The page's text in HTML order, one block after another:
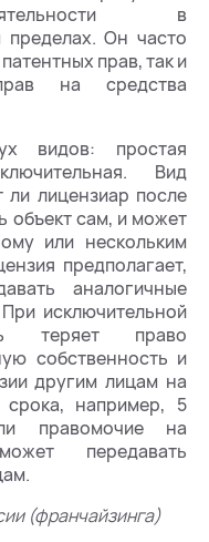
в
Он часто
прав, так и
на средства
видов: простая
Вид
ли лицензиар после
объект сам, и может
или нескольким
предполагает,
аналогичные
исключительной
теряет право
собственность и
другим лицам на
срока, например, 5
правомочие на
передавать
(франчайзинга)